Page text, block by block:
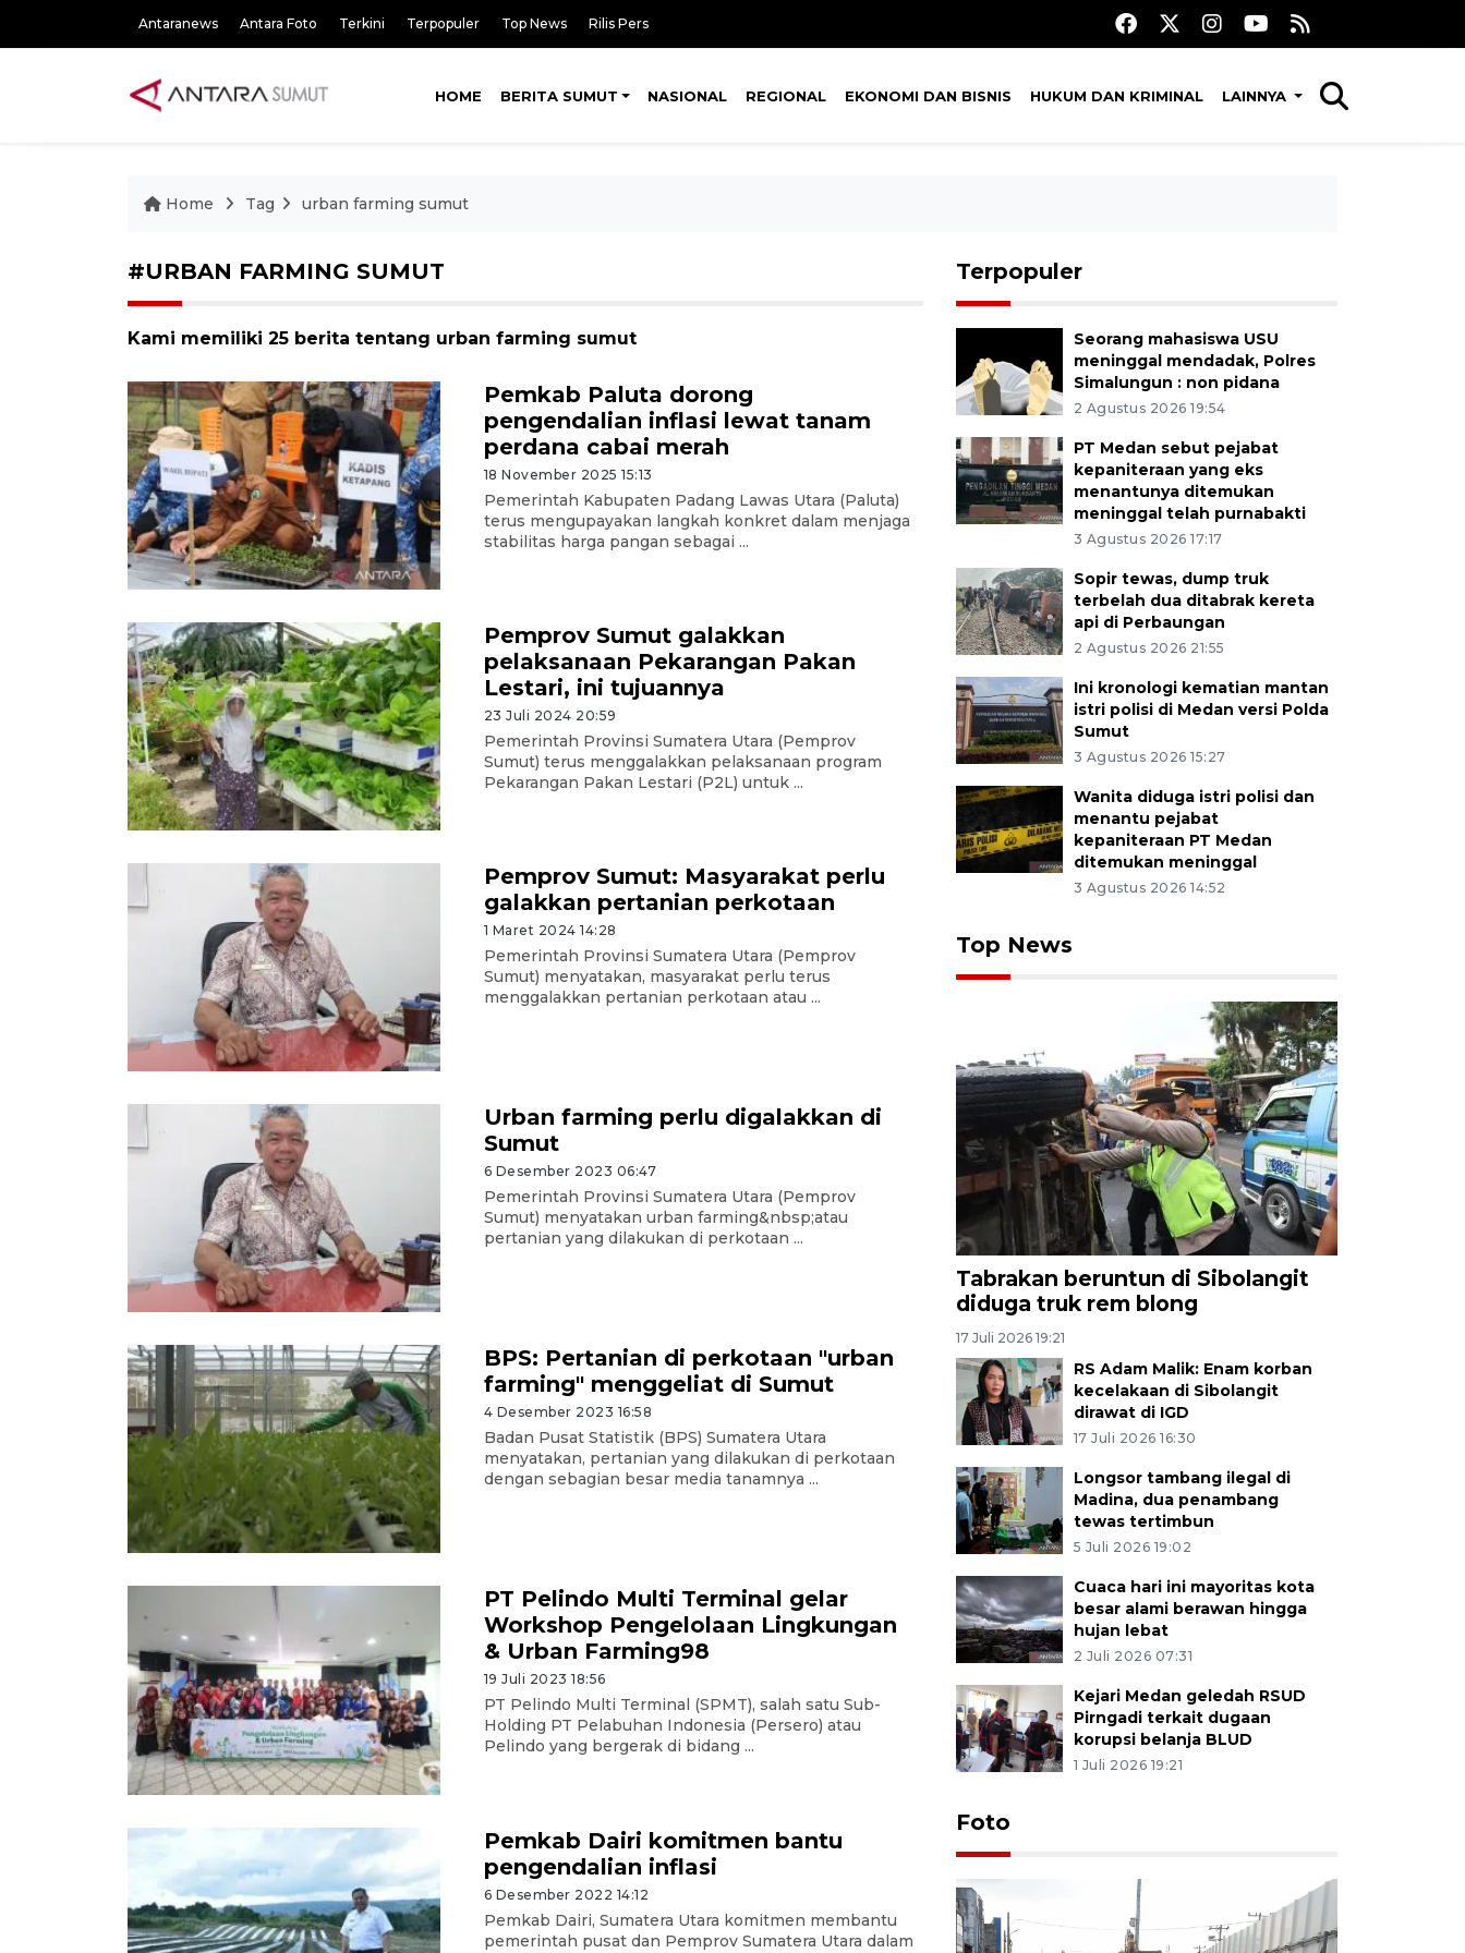
Antaranews Antara Foto Terkini Terpopuler Top News Rilis Pers
HOME BERITA SUMUT NASIONAL REGIONAL EKONOMI DAN BISNIS HUKUM DAN KRIMINAL LAINNYA
Home Tag urban farming sumut
#URBAN FARMING SUMUT
Kami memiliki 25 berita tentang urban farming sumut
Pemkab Paluta dorong
pengendalian inflasi lewat tanam
perdana cabai merah
18 November 2025 15:13
Pemerintah Kabupaten Padang Lawas Utara (Paluta)
terus mengupayakan langkah konkret dalam menjaga
stabilitas harga pangan sebagai ...
Pemprov Sumut galakkan
pelaksanaan Pekarangan Pakan
Lestari, ini tujuannya
23 Juli 2024 20:59
Pemerintah Provinsi Sumatera Utara (Pemprov
Sumut) terus menggalakkan pelaksanaan program
Pekarangan Pakan Lestari (P2L) untuk ...
Pemprov Sumut: Masyarakat perlu
galakkan pertanian perkotaan
1 Maret 2024 14:28
Pemerintah Provinsi Sumatera Utara (Pemprov
Sumut) menyatakan, masyarakat perlu terus
menggalakkan pertanian perkotaan atau ...
Urban farming perlu digalakkan di
Sumut
6 Desember 2023 06:47
Pemerintah Provinsi Sumatera Utara (Pemprov
Sumut) menyatakan urban farming&nbsp;atau
pertanian yang dilakukan di perkotaan ...
BPS: Pertanian di perkotaan "urban
farming" menggeliat di Sumut
4 Desember 2023 16:58
Badan Pusat Statistik (BPS) Sumatera Utara
menyatakan, pertanian yang dilakukan di perkotaan
dengan sebagian besar media tanamnya ...
PT Pelindo Multi Terminal gelar
Workshop Pengelolaan Lingkungan
& Urban Farming98
19 Juli 2023 18:56
PT Pelindo Multi Terminal (SPMT), salah satu Sub-
Holding PT Pelabuhan Indonesia (Persero) atau
Pelindo yang bergerak di bidang ...
Pemkab Dairi komitmen bantu
pengendalian inflasi
6 Desember 2022 14:12
Pemkab Dairi, Sumatera Utara komitmen membantu
pemerintah pusat dan Pemprov Sumatera Utara dalam
Terpopuler
Seorang mahasiswa USU
meninggal mendadak, Polres
Simalungun : non pidana
2 Agustus 2026 19:54
PT Medan sebut pejabat
kepaniteraan yang eks
menantunya ditemukan
meninggal telah purnabakti
3 Agustus 2026 17:17
Sopir tewas, dump truk
terbelah dua ditabrak kereta
api di Perbaungan
2 Agustus 2026 21:55
Ini kronologi kematian mantan
istri polisi di Medan versi Polda
Sumut
3 Agustus 2026 15:27
Wanita diduga istri polisi dan
menantu pejabat
kepaniteraan PT Medan
ditemukan meninggal
3 Agustus 2026 14:52
Top News
Tabrakan beruntun di Sibolangit
diduga truk rem blong
17 Juli 2026 19:21
RS Adam Malik: Enam korban
kecelakaan di Sibolangit
dirawat di IGD
17 Juli 2026 16:30
Longsor tambang ilegal di
Madina, dua penambang
tewas tertimbun
5 Juli 2026 19:02
Cuaca hari ini mayoritas kota
besar alami berawan hingga
hujan lebat
2 Juli 2026 07:31
Kejari Medan geledah RSUD
Pirngadi terkait dugaan
korupsi belanja BLUD
1 Juli 2026 19:21
Foto